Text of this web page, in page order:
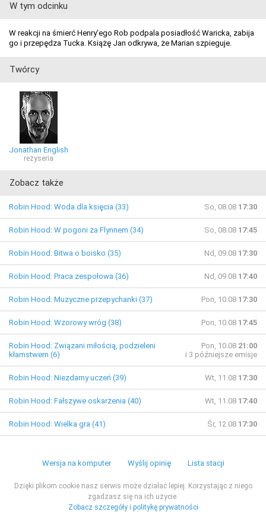
W tym odcinku
W reakcji na śmierć Henry'ego Rob podpala posiadłość Waricka, zabija
go i przepędza Tucka. Książę Jan odkrywa, że Marian szpieguje.
Twórcy
Jonathan English
reżyseria
Zobacz także
Robin Hood: Woda dla księcia (33) So, 08.08 17:30
Robin Hood: W pogoni za Flynnem (34) So, 08.08 17:45
Robin Hood: Bitwa o boisko (35) Nd, 09.08 17:30
Robin Hood: Praca zespołowa (36) Nd, 09.08 17:40
Robin Hood: Muzyczne przepychanki (37) Pon, 10.08 17:30
Robin Hood: Wzorowy wróg (38) Pon, 10.08 17:45
Robin Hood: Związani miłością, podzieleni
kłamstwem (6)
Pon, 10.08 21:00
i 3 późniejsze emisje
Robin Hood: Niezdarny uczeń (39) Wt, 11.08 17:30
Robin Hood: Fałszywe oskarżenia (40) Wt, 11.08 17:40
Robin Hood: Wielka gra (41) Śr, 12.08 17:30
Wersja na komputer Wyślij opinię Lista stacji
Dzięki plikom cookie nasz serwis może działać lepiej. Korzystając z niego
zgadzasz się na ich użycie.
Zobacz szczegóły i politykę prywatności